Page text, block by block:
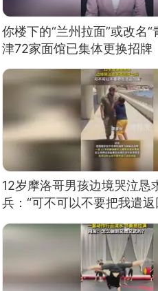
你楼下的“兰州拉面”或改名“
津72家面馆已集体更换招牌
12岁摩洛哥男孩边境哭泣恳
兵：“可不可以不要把我遣返